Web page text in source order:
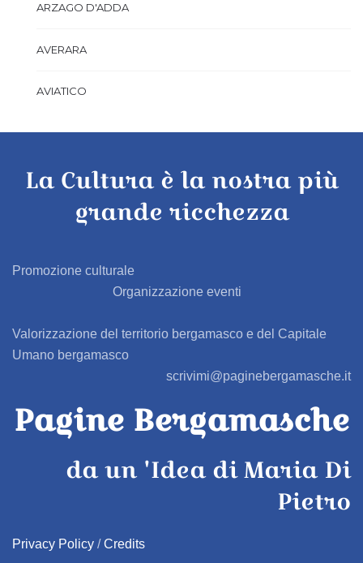
ARZAGO D'ADDA
AVERARA
AVIATICO
AZZANO SAN PAOLO
AZZONE
BAGNATICA
BARIANO
BEDULITA
BERBENNO
BIANZANO
La Cultura è la nostra più
grande ricchezza
Promozione culturale
Organizzazione eventi
Valorizzazione del territorio bergamasco e del Capitale
Umano bergamasco
scrivimi@paginebergamasche.it
Pagine Bergamasche
da un 'Idea di Maria Di
Pietro
Privacy Policy / Credits